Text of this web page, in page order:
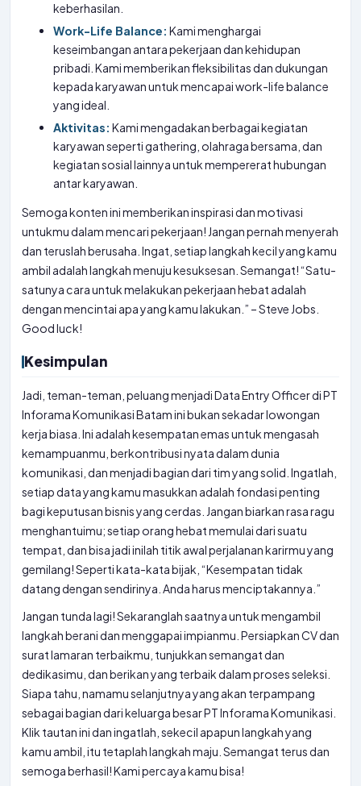
keberhasilan.
Work-Life Balance: Kami menghargai
keseimbangan antara pekerjaan dan kehidupan
pribadi. Kami memberikan fleksibilitas dan dukungan
kepada karyawan untuk mencapai work-life balance
yang ideal.
Aktivitas: Kami mengadakan berbagai kegiatan
karyawan seperti gathering, olahraga bersama, dan
kegiatan sosial lainnya untuk mempererat hubungan
antar karyawan.
Semoga konten ini memberikan inspirasi dan motivasi
untukmu dalam mencari pekerjaan! Jangan pernah menyerah
dan teruslah berusaha. Ingat, setiap langkah kecil yang kamu
ambil adalah langkah menuju kesuksesan. Semangat! “Satu-
satunya cara untuk melakukan pekerjaan hebat adalah
dengan mencintai apa yang kamu lakukan.” – Steve Jobs.
Good luck!
Kesimpulan
Jadi, teman-teman, peluang menjadi Data Entry Officer di PT
Inforama Komunikasi Batam ini bukan sekadar lowongan
kerja biasa. Ini adalah kesempatan emas untuk mengasah
kemampuanmu, berkontribusi nyata dalam dunia
komunikasi, dan menjadi bagian dari tim yang solid. Ingatlah,
setiap data yang kamu masukkan adalah fondasi penting
bagi keputusan bisnis yang cerdas. Jangan biarkan rasa ragu
menghantuimu; setiap orang hebat memulai dari suatu
tempat, dan bisa jadi inilah titik awal perjalanan karirmu yang
gemilang! Seperti kata-kata bijak, “Kesempatan tidak
datang dengan sendirinya. Anda harus menciptakannya.”
Jangan tunda lagi! Sekaranglah saatnya untuk mengambil
langkah berani dan menggapai impianmu. Persiapkan CV dan
surat lamaran terbaikmu, tunjukkan semangat dan
dedikasimu, dan berikan yang terbaik dalam proses seleksi.
Siapa tahu, namamu selanjutnya yang akan terpampang
sebagai bagian dari keluarga besar PT Inforama Komunikasi.
Klik tautan ini dan ingatlah, sekecil apapun langkah yang
kamu ambil, itu tetaplah langkah maju. Semangat terus dan
semoga berhasil! Kami percaya kamu bisa!